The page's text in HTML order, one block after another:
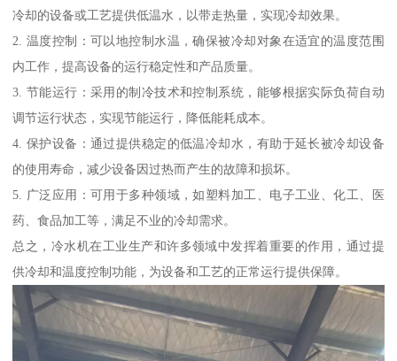
冷却的设备或工艺提供低温水，以带走热量，实现冷却效果。
2. 温度控制：可以地控制水温，确保被冷却对象在适宜的温度范围
内工作，提高设备的运行稳定性和产品质量。
3. 节能运行：采用的制冷技术和控制系统，能够根据实际负荷自动
调节运行状态，实现节能运行，降低能耗成本。
4. 保护设备：通过提供稳定的低温冷却水，有助于延长被冷却设备
的使用寿命，减少设备因过热而产生的故障和损坏。
5. 广泛应用：可用于多种领域，如塑料加工、电子工业、化工、医
药、食品加工等，满足不业的冷却需求。
总之，冷水机在工业生产和许多领域中发挥着重要的作用，通过提
供冷却和温度控制功能，为设备和工艺的正常运行提供保障。